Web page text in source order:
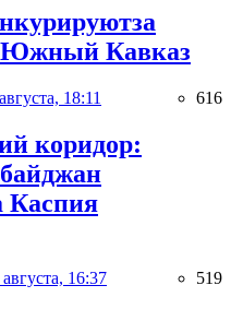
Южный Кавказ
18:11 616
коридор:
Каспия
16:37 519